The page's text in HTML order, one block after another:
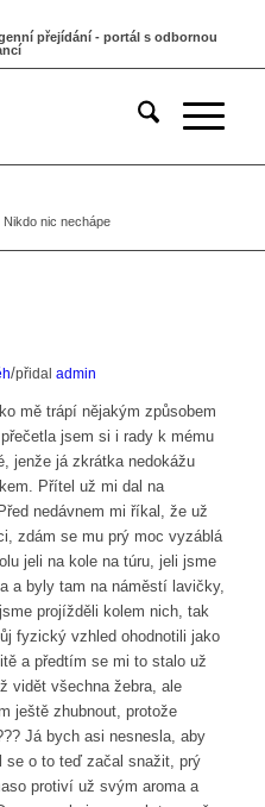
přejídání - portál s odbornou
Nikdo nic nechápe
/přidal admin
mě trápí nějakým způsobem
jsem si i rady k mému
jenže já zkrátka nedokážu
Přítel už mi dal na
nedávnem mi říkal, že už
zdám se mu prý moc vyzáblá
jeli na kole na túru, jeli jsme
a byly tam na náměstí lavičky,
projížděli kolem nich, tak
fyzický vzhled ohodnotili jako
a předtím se mi to stalo už
vidět všechna žebra, ale
ještě zhubnout, protože
Já bych asi nesnesla, aby
se o to teď začal snažit, prý
protiví už svým aroma a